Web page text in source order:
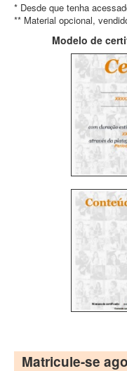
* Desde que tenha
** Material opcional,
Modelo de
Matricule-se